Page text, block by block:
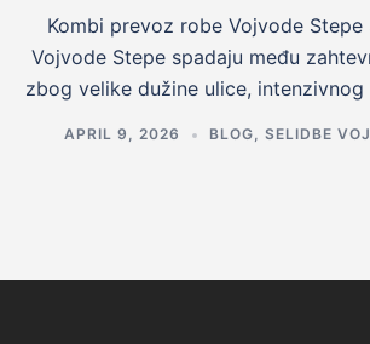
Kombi prevoz robe Vojvode Stepe
Vojvode Stepe spadaju među
zbog velike dužine ulice,
APRIL 9, 2026 BLOG, SELIDBE